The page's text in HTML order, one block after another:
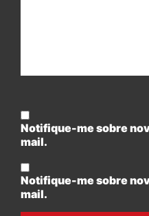
Notifique-me sobre
mail.
Notifique-me sobre
mail.